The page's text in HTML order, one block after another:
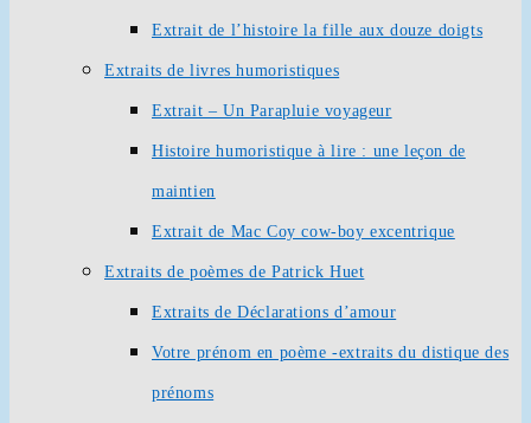
Extrait de l’histoire la fille aux douze doigts
Extraits de livres humoristiques
Extrait – Un Parapluie voyageur
Histoire humoristique à lire : une leçon de
maintien
Extrait de Mac Coy cow-boy excentrique
Extraits de poèmes de Patrick Huet
Extraits de Déclarations d’amour
Votre prénom en poème -extraits du distique des
prénoms